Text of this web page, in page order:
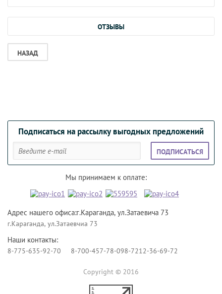
ОТЗЫВЫ
НАЗАД
Подписаться на рассылку выгодных предложений
ПОДПИСАТЬСЯ
Мы принимаем к оплате:
Адрес нашего офиса:г.Караганда, ул.Затаевича 73
г.Караганда, ул.Затаевчиа 73
Наши контакты:
8-775-635-92-70 8-700-457-78-098-7212-36-69-72
Copyright © 2016